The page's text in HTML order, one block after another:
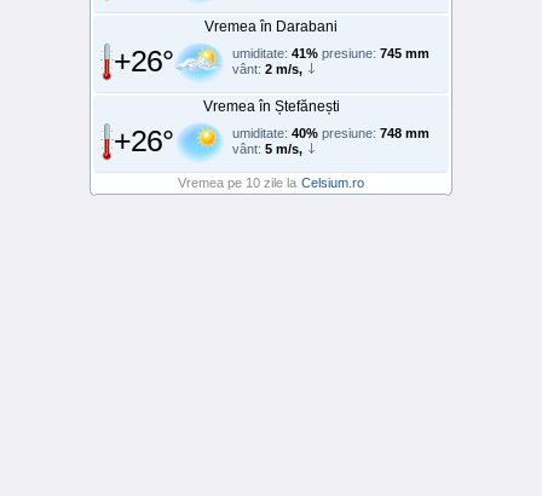
Vremea în Darabani
+26° umiditate: 41% presiune: 745 mm
vânt: 2 m/s,
Vremea în Ștefănești
+26° umiditate: 40% presiune: 748 mm
vânt: 5 m/s,
Vremea pe 10 zile la Celsium.ro